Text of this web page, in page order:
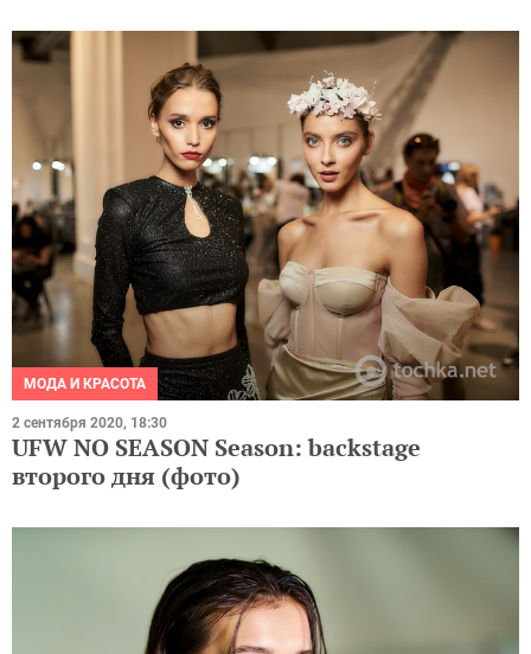
МОДА И КРАСОТА
2 сентября 2020, 18:30
UFW NO SEASON Season: backstage
второго дня (фото)